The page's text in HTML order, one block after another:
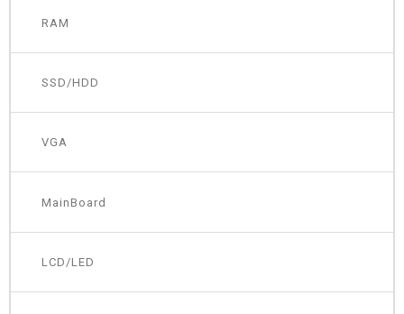
RAM
SSD/HDD
VGA
MainBoard
LCD/LED